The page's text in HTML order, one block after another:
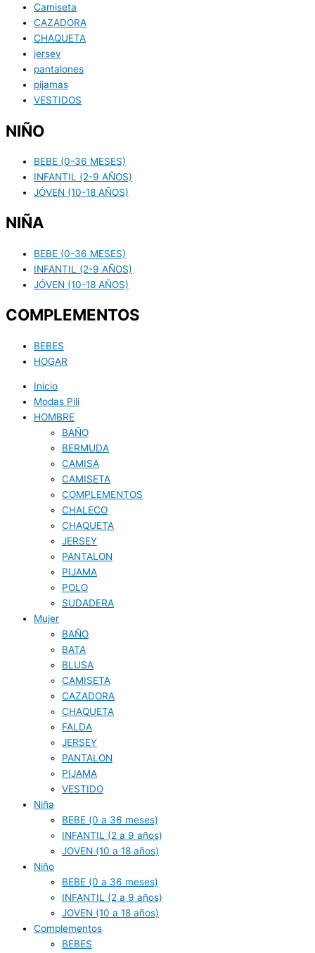
Camiseta
CAZADORA
CHAQUETA
jersey
pantalones
pijamas
VESTIDOS
NIÑO
BEBE (0-36 MESES)
INFANTIL (2-9 AÑOS)
JÓVEN (10-18 AÑOS)
NIÑA
BEBE (0-36 MESES)
INFANTIL (2-9 AÑOS)
JÓVEN (10-18 AÑOS)
COMPLEMENTOS
BEBES
HOGAR
Inicio
Modas Pili
HOMBRE
BAÑO
BERMUDA
CAMISA
CAMISETA
COMPLEMENTOS
CHALECO
CHAQUETA
JERSEY
PANTALON
PIJAMA
POLO
SUDADERA
Mujer
BAÑO
BATA
BLUSA
CAMISETA
CAZADORA
CHAQUETA
FALDA
JERSEY
PANTALON
PIJAMA
VESTIDO
Niña
BEBE (0 a 36 meses)
INFANTIL (2 a 9 años)
JOVEN (10 a 18 años)
Niño
BEBE (0 a 36 meses)
INFANTIL (2 a 9 años)
JOVEN (10 a 18 años)
Complementos
BEBES